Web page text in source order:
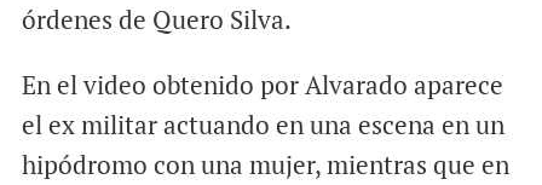
órdenes de Quero Silva.
En el video obtenido por Alvarado aparece
el ex militar actuando en una escena en un
hipódromo con una mujer, mientras que en